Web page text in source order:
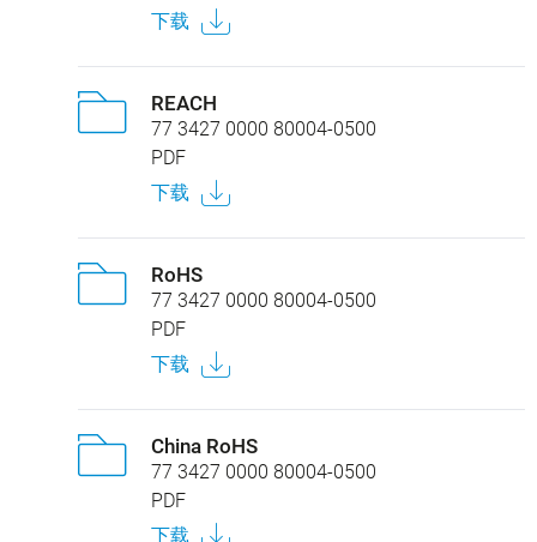
下载
REACH
77 3427 0000 80004-0500
PDF
下载
RoHS
77 3427 0000 80004-0500
PDF
下载
China RoHS
77 3427 0000 80004-0500
PDF
下载